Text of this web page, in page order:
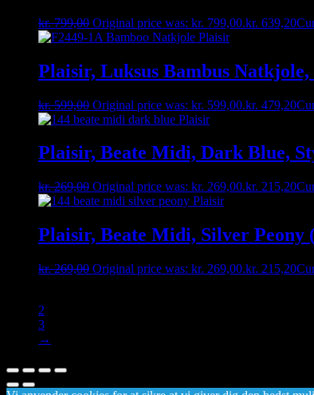
kr.799,00 Original price was: kr. 799,00.kr. 639,20
Plaisir, Luksus Bambus
kr.599,00 Original price was: kr. 599,00.kr. 479,20
Plaisir, Beate Midi, Dark Blue,
kr.269,00 Original price was: kr. 269,00.kr. 215,20
Plaisir, Beate Midi, Silver Peony
kr.269,00 Original price was: kr. 269,00.kr. 215,20
2
3
→